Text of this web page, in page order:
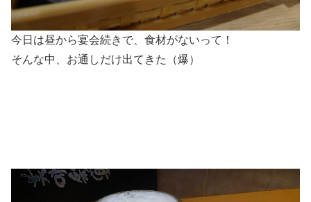
今日は昼から宴会続きで、食材がないって！
そんな中、お通しだけ出てきた（爆）